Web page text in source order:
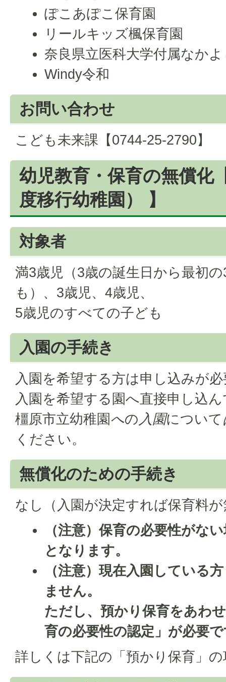
ぽこあぽこ保育園
リールキッズ楓保育園
奈良県立医科大学付属なか
Windy令和
お問い合わせ
こども未来課【0744-25-2790】
幼児教育・保育の無償化
度移行幼稚園） 】
対象者
満3歳児（3歳の誕生日から最初
も）、3歳児、4歳児、
5歳児のすべての子ども
入園の手続き
入園を希望する方は申し込みが
入園を希望する園へ直接申し込
橿原市立幼稚園への 入園について
ください。
無償化のための手続き
なし（入園が決定すれば保育料
（注意）保育の必要性がな
となります。
（注意）現在入園している
ません。
ただし、預かり保育をあわ
育の必要性の認定」が必要
詳しくは下記の「預かり保育」